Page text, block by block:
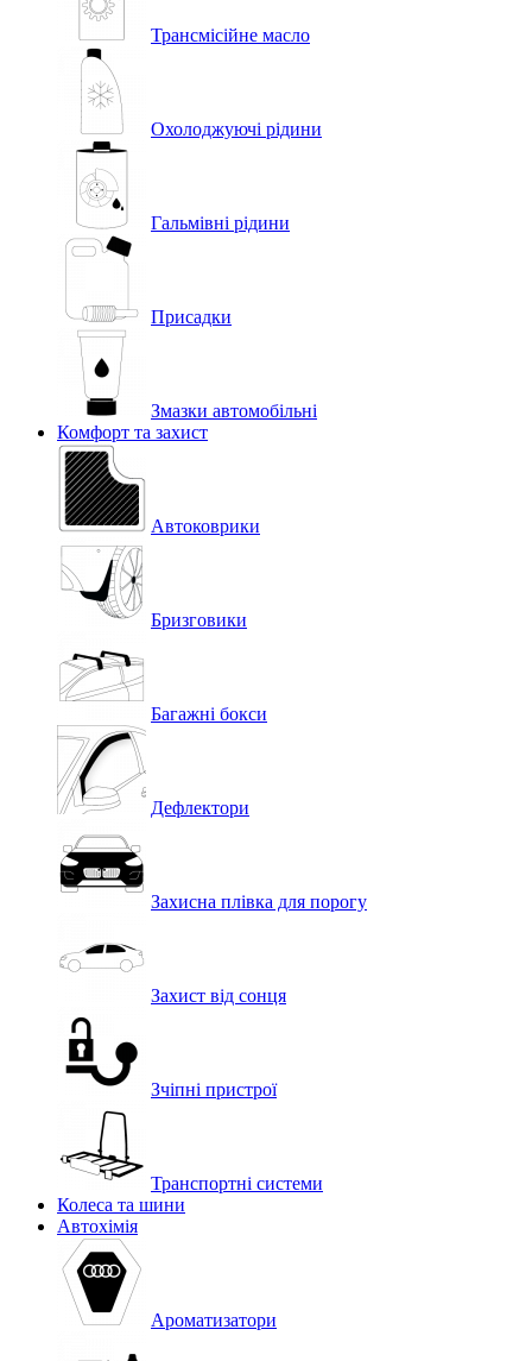
Трансмісійне масло
Охолоджуючі рідини
Гальмівні рідини
Присадки
Змазки автомобільні
Комфорт та захист
Автоковрики
Бризговики
Багажні бокси
Дефлектори
Захисна плівка для порогу
Захист від сонця
Зчіпні пристрої
Транспортні системи
Колеса та шини
Автохімія
Ароматизатори